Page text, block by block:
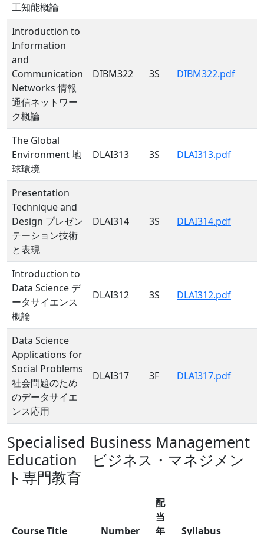
工知能概論
Introduction to
Information
and
Communication
Networks 情報
通信ネットワー
ク概論
DIBM322 3S DIBM322.pdf
The Global
Environment 地
球環境
DLAI313 3S DLAI313.pdf
Presentation
Technique and
Design プレゼン
テーション技術
と表現
DLAI314 3S DLAI314.pdf
Introduction to
Data Science デ
ータサイエンス
概論
DLAI312 3S DLAI312.pdf
Data Science
Applications for
Social Problems
社会問題のため
のデータサイエ
ンス応用
DLAI317 3F DLAI317.pdf
Specialised Business Management
Education ビジネス・マネジメン
ト専門教育
Course Title Number
配
当
年
Syllabus